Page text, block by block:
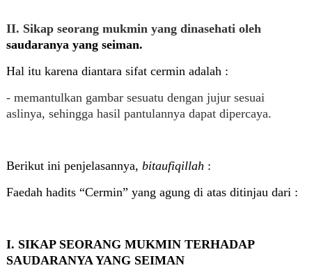
II. Sikap seorang mukmin yang dinasehati oleh
saudaranya yang seiman.
Hal itu karena diantara sifat cermin adalah :
- memantulkan gambar sesuatu dengan jujur sesuai
aslinya, sehingga hasil pantulannya dapat dipercaya.
Berikut ini penjelasannya, bitaufiqillah :
Faedah hadits “Cermin” yang agung di atas ditinjau dari :
I. SIKAP SEORANG MUKMIN TERHADAP
SAUDARANYA YANG SEIMAN